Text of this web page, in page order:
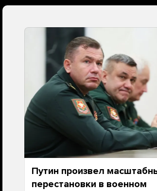
Путин произвел
перестановки в военном